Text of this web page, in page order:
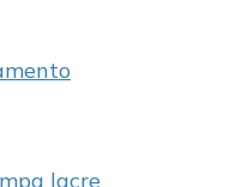
lacre